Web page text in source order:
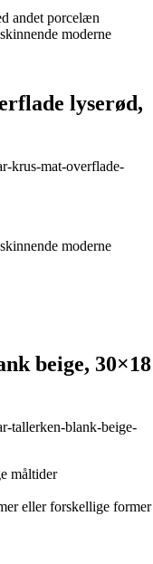
andet porcelæn
moderne
lyserød,
krus-mat-overflade-
moderne
beige, 30×18
tallerken-blank-beige-
måltider
eller forskellige former